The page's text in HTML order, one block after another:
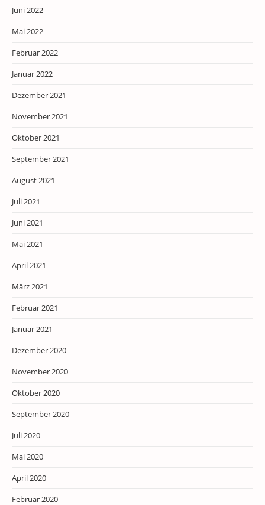
Juni 2022
Mai 2022
Februar 2022
Januar 2022
Dezember 2021
November 2021
Oktober 2021
September 2021
August 2021
Juli 2021
Juni 2021
Mai 2021
April 2021
März 2021
Februar 2021
Januar 2021
Dezember 2020
November 2020
Oktober 2020
September 2020
Juli 2020
Mai 2020
April 2020
Februar 2020